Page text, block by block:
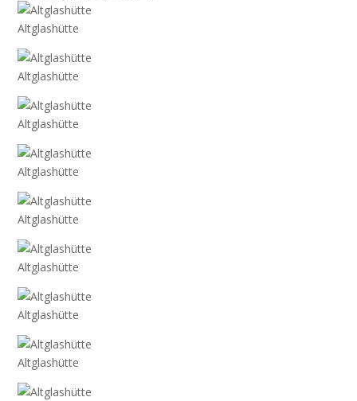
Altglashütte
Altglashütte
Altglashütte
Altglashütte
Altglashütte
Altglashütte
Altglashütte
Altglashütte